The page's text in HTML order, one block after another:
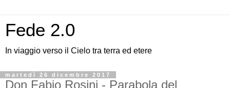
Fede 2.0
In viaggio verso il Cielo tra terra ed etere
martedì 26 dicembre 2017
Don Fabio Rosini - Parabola del